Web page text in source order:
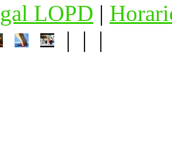
LOPD |
| | |